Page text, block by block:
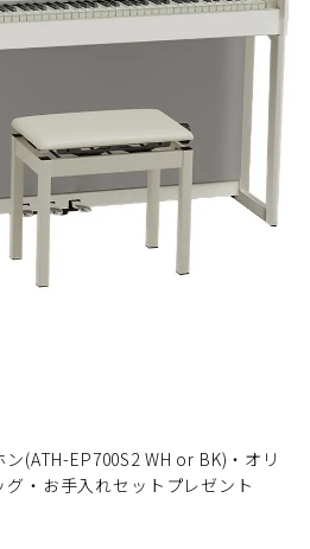
(ATH-EP700S2 WH or BK)・オリ
・お手入れセットプレゼント